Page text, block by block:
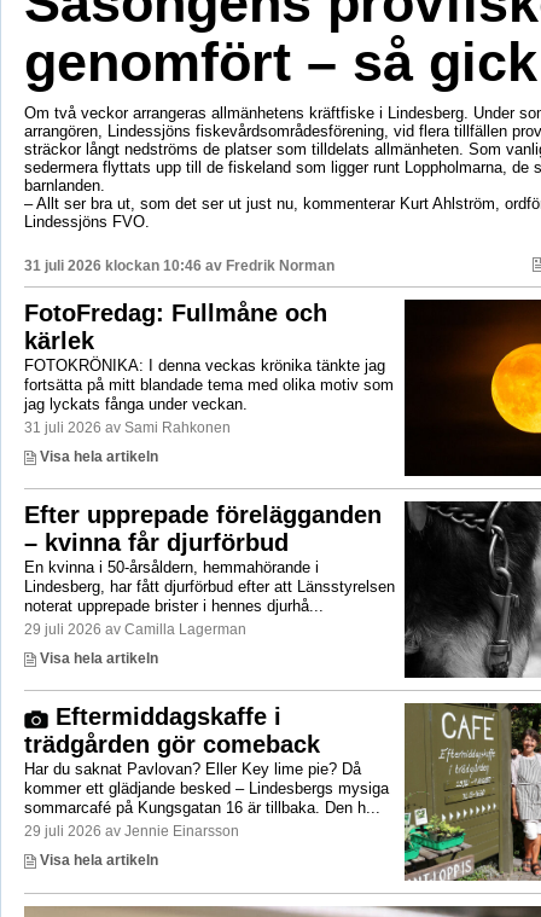
genomfört – så
Om två veckor arrangeras allmänhetens kräftfiske i Lindesberg. Under
arrangören, Lindessjöns fiskevårdsområdesförening, vid flera tillfällen
sträckor långt nedströms de platser som tilldelats allmänheten. Som
sedermera flyttats upp till de fiskeland som ligger runt Loppholmarna, de
barnlanden.
– Allt ser bra ut, som det ser ut just nu, kommenterar Kurt Ahlström,
Lindessjöns FVO.
31 juli 2026 klockan 10:46 av Fredrik Norman
FotoFredag: Fullmåne och
kärlek
FOTOKRÖNIKA: I denna veckas krönika tänkte jag
fortsätta på mitt blandade tema med olika motiv som
jag lyckats fånga under veckan.
31 juli 2026 av Sami Rahkonen
Visa hela artikeln
Efter upprepade förelägganden
– kvinna får djurförbud
En kvinna i 50-årsåldern, hemmahörande i
Lindesberg, har fått djurförbud efter att Länsstyrelsen
noterat upprepade brister i hennes djurhå...
29 juli 2026 av Camilla Lagerman
Visa hela artikeln
Eftermiddagskaffe i
trädgården gör comeback
Har du saknat Pavlovan? Eller Key lime pie? Då
kommer ett glädjande besked – Lindesbergs mysiga
sommarcafé på Kungsgatan 16 är tillbaka. Den h...
29 juli 2026 av Jennie Einarsson
Visa hela artikeln